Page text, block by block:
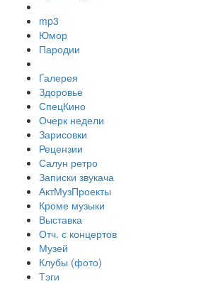
mp3
Юмор
Пародии
Галерея
Здоровье
СпецКино
Очерк недели
Зарисовки
Рецензии
Салун ретро
Записки звукача
АктМузПроекты
Кроме музыки
Выставка
Отч. с концертов
Музей
Клубы (фото)
Тэги